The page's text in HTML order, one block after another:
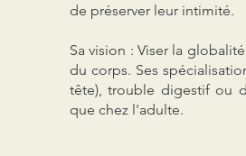
de préserver leur intimité.
Sa vision : Viser la
du corps. Ses
tête), trouble digestif ou
que chez l'adulte.